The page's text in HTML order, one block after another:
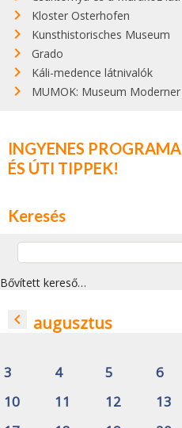
Kloster Osterhofen
Kunsthistorisches Museum
Grado
Káli-medence látnivalók
MUMOK: Museum Moderner
INGYENES
ÉS ÚTI TIPPEK!
Keresés
Bővített kereső…
navigate_before augusztus
3
4 5 6
10
11 12 13